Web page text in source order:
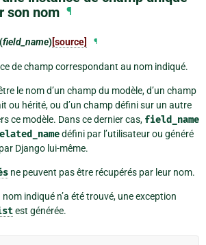
son nom ¶
(field_name)[source] ¶
de champ correspondant au nom indiqué.
le nom d’un champ du modèle, d’un champ
ou hérité, ou d’un champ défini sur un autre
ce modèle. Dans ce dernier cas, field_name
défini par l’utilisateur ou généré
Django lui-même.
ne peuvent pas être récupérés par leur nom.
indiqué n’a été trouvé, une exception
est générée.